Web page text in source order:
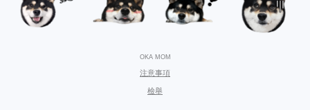
OKA MOM
注意事項
檢舉